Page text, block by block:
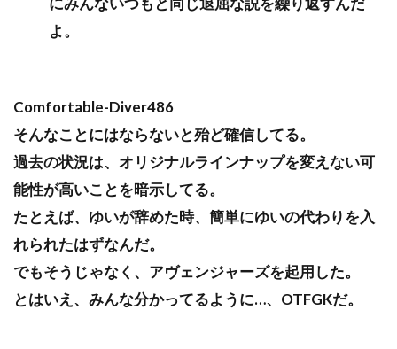
よ。
Comfortable-Diver486
そんなことにはならないと殆ど確信してる。
過去の状況は、オリジナルラインナップを変えない可
能性が高いことを暗示してる。
たとえば、ゆいが辞めた時、簡単にゆいの代わりを入
れられたはずなんだ。
でもそうじゃなく、アヴェンジャーズを起用した。
とはいえ、みんな分かってるように…、OTFGKだ。